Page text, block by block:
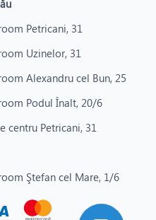
Petricani, 31
Uzinelor, 31
Alexandru cel Bun, 25
Podul Înalt, 20/6
centru Petricani, 31
Ştefan cel Mare, 1/6